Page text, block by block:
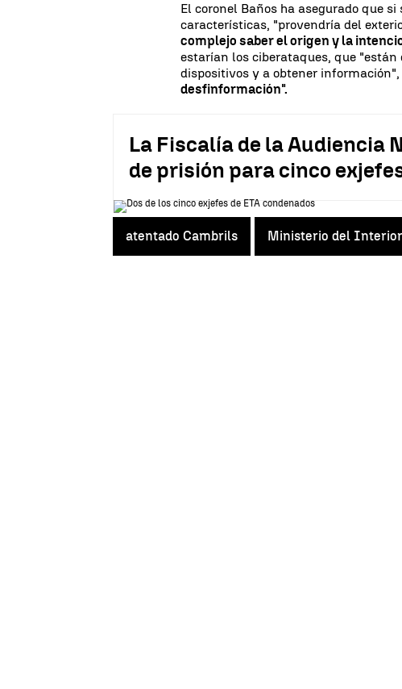
El coronel Baños ha asegurado que
características, "provendría del
complejo saber el origen y la
estarían los ciberataques, que
dispositivos y a obtener
desfinformación".
La Fiscalía de la Audiencia
de prisión para cinco
atentado Cambrils Ministerio del Interior